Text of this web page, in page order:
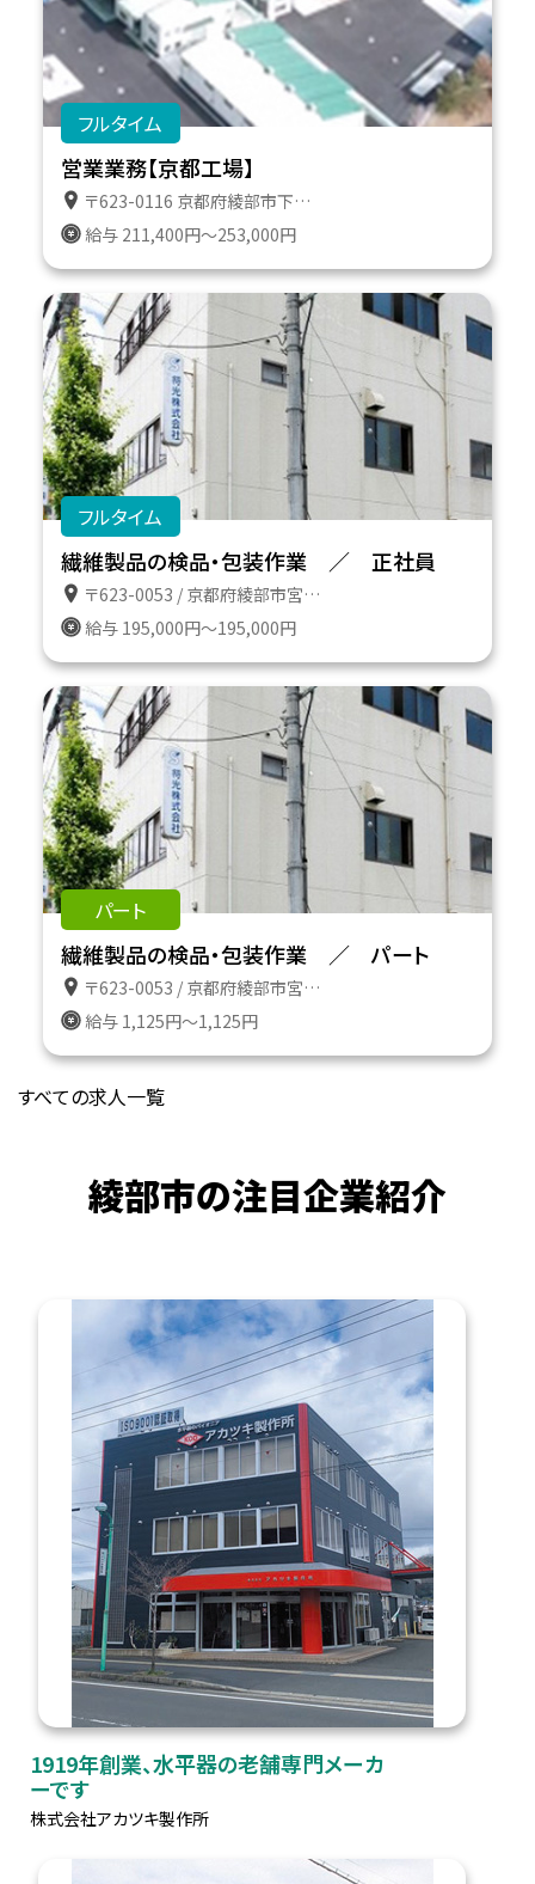
フルタイム
営業業務【京都工場】
〒623-0116 京都府綾部市下八田町上澤１０－５ 京都工場トラックターミナル
給与 211,400円～253,000円
フルタイム
繊維製品の検品・包装作業 ／ 正社員
〒623-0053 / 京都府綾部市宮代町前田１３の６
給与 195,000円～195,000円
パート
繊維製品の検品・包装作業 ／ パート
〒623-0053 / 京都府綾部市宮代町前田１３の６
給与 1,125円～1,125円
すべての求人一覧
綾部市の注目企業紹介
1919年創業、水平器の老舗専門メーカ
ーです
株式会社アカツキ製作所